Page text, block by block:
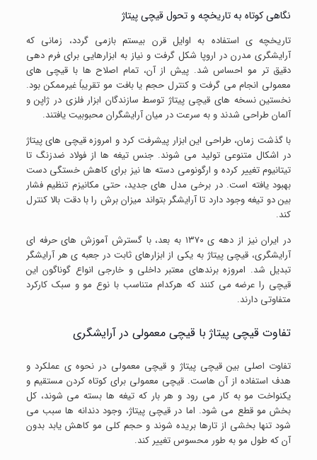
نگاهی کوتاه به تاریخچه و تحول قیچی پیتاژ
تاریخچه ی استفاده به اوایل قرن بیستم بازمی گردد، زمانی که
آرایشگری مدرن در اروپا شکل گرفت و نیاز به ابزارهایی برای فرم دهی
دقیق تر مو احساس شد. پیش از آن، تمام اصلاح ها با قیچی های
معمولی انجام می گرفت و کنترل حجم یا بافت مو تقریباً غیرممکن بود.
نخستین نسخه های قیچی پیتاژ توسط سازندگان ابزار فلزی در ژاپن و
آلمان طراحی شدند و به سرعت در میان آرایشگران محبوبیت یافتند.
با گذشت زمان، طراحی این ابزار پیشرفت کرد و امروزه قیچی های پیتاژ
در اشکال متنوعی تولید می شوند. جنس تیغه ها از فولاد ضدزنگ تا
تیتانیوم تغییر کرده و ارگونومی دسته ها نیز برای کاهش خستگی دست
بهبود یافته است. در برخی مدل های جدید، حتی مکانیزم تنظیم فشار
بین دو تیغه وجود دارد تا آرایشگر بتواند میزان برش را با دقت بالا کنترل
کند.
در ایران نیز از دهه ی ۱۳۷۰ به بعد، با گسترش آموزش های حرفه ای
آرایشگری، قیچی پیتاژ به یکی از ابزارهای ثابت در جعبه ی هر آرایشگر
تبدیل شد. امروزه برندهای معتبر داخلی و خارجی انواع گوناگون این
قیچی را عرضه می کنند که هرکدام متناسب با نوع مو و سبک کارکرد
متفاوتی دارند.
تفاوت قیچی پیتاژ با قیچی معمولی در آرایشگری
تفاوت اصلی بین قیچی پیتاژ و قیچی معمولی در نحوه ی عملکرد و
هدف استفاده از آن هاست. قیچی معمولی برای کوتاه کردن مستقیم و
یکنواخت مو به کار می رود و هر بار که تیغه ها بسته می شوند، کل
بخش مو قطع می شود. اما در قیچی پیتاژ، وجود دندانه ها سبب می
شود تنها بخشی از تارها بریده شوند و حجم کلی مو کاهش یابد بدون
آن که طول مو به طور محسوس تغییر کند.